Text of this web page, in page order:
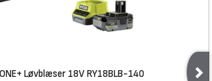
ONE+ Løvblæser 18V RY18BLB-140